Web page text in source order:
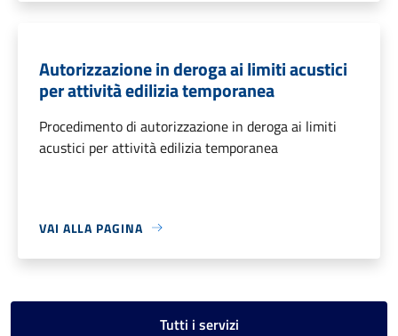
Autorizzazione in deroga ai limiti acustici
per attività edilizia temporanea
Procedimento di autorizzazione in deroga ai limiti
acustici per attività edilizia temporanea
VAI ALLA PAGINA
Tutti i servizi